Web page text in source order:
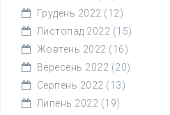
Грудень 2022 (12)
Листопад 2022 (15)
Жовтень 2022 (16)
Вересень 2022 (20)
Серпень 2022 (13)
Липень 2022 (19)